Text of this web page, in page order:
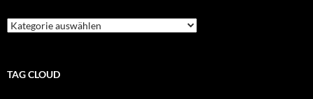
Suche
nach
TAG CLOUD